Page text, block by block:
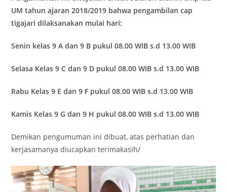
UM tahun ajaran 2018/2019 bahwa pengambilan cap
tigajari dilaksanakan mulai hari:
Senin kelas 9 A dan 9 B pukul 08.00 WIB s.d 13.00 WIB
Selasa Kelas 9 C dan 9 D pukul 08.00 WIB s.d 13.00 WIB
Rabu Kelas 9 E dan 9 F pukul 08.00 WIB s.d 13.00 WIB
Kamis Kelas 9 G dan 9 H pukul 08.00 WIB s.d 13.00 WIB
Demikan pengumuman ini dibuat, atas perhatian dan
kerjasamanya diucapkan terimakasih/